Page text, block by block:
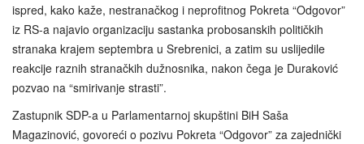
ispred, kako kaže, nestranačkog i neprofitnog Pokreta “Odgovor”
iz RS-a najavio organizaciju sastanka probosanskih političkih
stranaka krajem septembra u Srebrenici, a zatim su uslijedile
reakcije raznih stranačkih dužnosnika, nakon čega je Duraković
pozvao na “smirivanje strasti”.
Zastupnik SDP-a u Parlamentarnoj skupštini BiH Saša
Magazinović, govoreći o pozivu Pokreta “Odgovor” za zajednički